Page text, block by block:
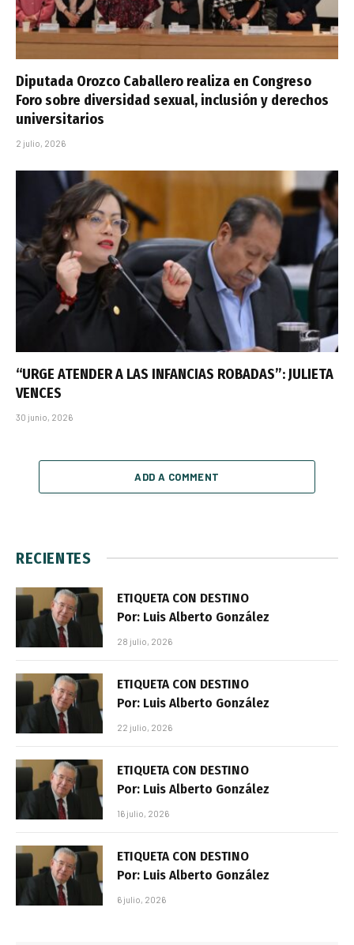
Diputada Orozco Caballero realiza en Congreso
Foro sobre diversidad sexual, inclusión y derechos
universitarios
2 julio, 2026
“URGE ATENDER A LAS INFANCIAS ROBADAS”: JULIETA
VENCES
30 junio, 2026
ADD A COMMENT
RECIENTES
ETIQUETA CON DESTINO
Por: Luis Alberto González
28 julio, 2026
ETIQUETA CON DESTINO
Por: Luis Alberto González
22 julio, 2026
ETIQUETA CON DESTINO
Por: Luis Alberto González
16 julio, 2026
ETIQUETA CON DESTINO
Por: Luis Alberto González
6 julio, 2026